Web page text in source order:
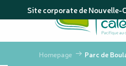
au
principal
Site corporate de Nouvelle-
Homepage Parc de